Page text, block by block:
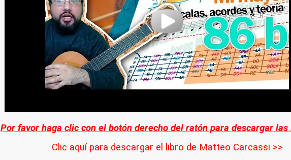
Por favor haga clic con el botón derecho del ratón para descargar las
Clic aquí para descargar el libro de Matteo Carcassi >>